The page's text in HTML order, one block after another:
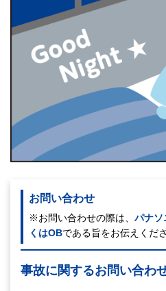
お問い合わせ
※お問い合わせの際は、 パナソ
くはOBである旨をお伝えくだ
事故に関するお問い合わ